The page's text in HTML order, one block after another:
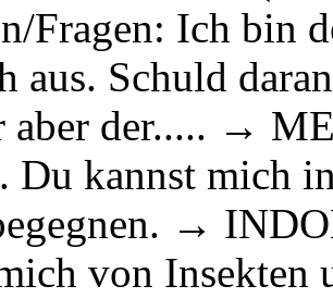
Fragen: Ich bin
aus. Schuld
aber der..... →
Du kannst mich
→
von Insekten